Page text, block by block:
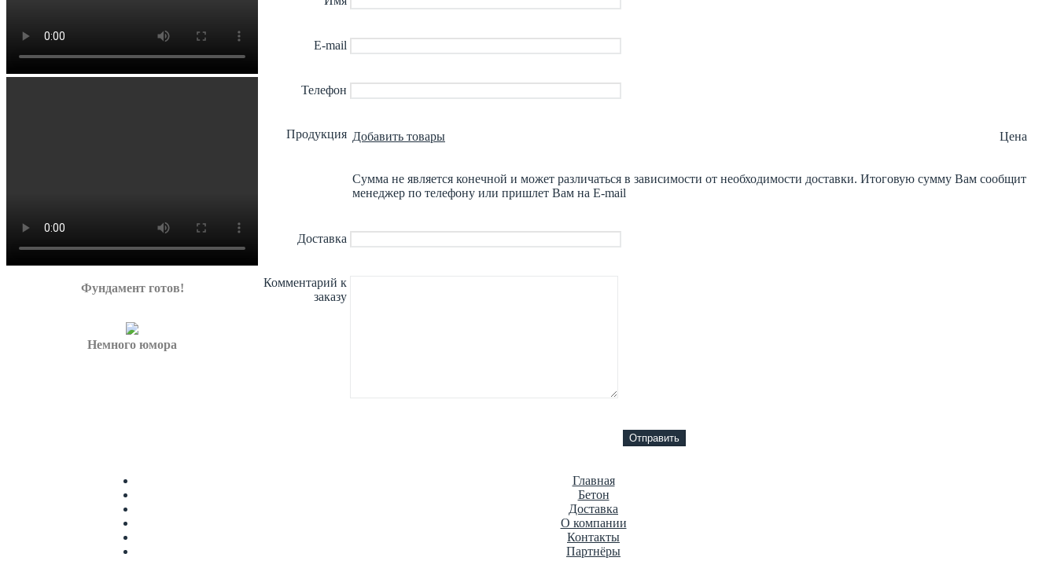
Фундамент готов!
Немного юмора
E-mail
Телефон
Продукция Добавить товары Цена
Сумма не является конечной и может различаться в зависимости от необходимости доставки. Итоговую сумму Вам сообщит
менеджер по телефону или пришлет Вам на E-mail
Доставка
Комментарий к
заказу
Главная
Бетон
Доставка
О компании
Контакты
Партнёры